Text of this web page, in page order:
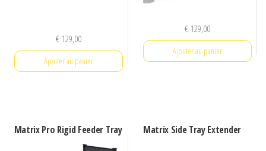
€129,00
Ajouter au panier
€ 129,00
Ajouter au panier
Matrix Pro Rigid Feeder Tray Matrix Side Tray Extender